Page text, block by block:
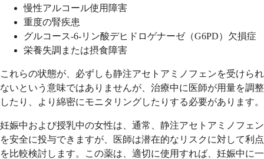
慢性アルコール使用障害
重度の腎疾患
グルコース-6-リン酸デヒドロゲナーゼ（G6PD）欠損症
栄養失調または摂食障害
これらの状態が、必ずしも静注アセトアミノフェンを受けられ
ないという意味ではありませんが、治療中に医師が用量を調整
したり、より綿密にモニタリングしたりする必要があります。
妊娠中および授乳中の女性は、通常、静注アセトアミノフェン
を安全に投与できますが、医師は潜在的なリスクに対して利点
を比較検討します。この薬は、適切に使用すれば、妊娠中に一